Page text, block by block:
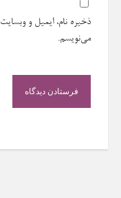
ذخیره نام، ایمیل و
می‌نویسم.